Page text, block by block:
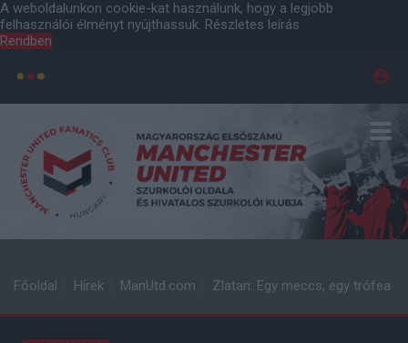
A weboldalunkon cookie-kat használunk, hogy a legjobb
felhasználói élményt nyújthassuk. Részletes leírás
Rendben
Főoldal Hírek ManUtd.com Zlatan: Egy meccs, egy trófea